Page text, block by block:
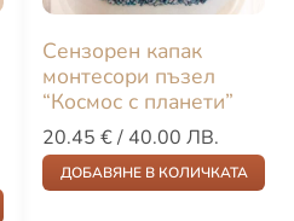
Сензорен капак
монтесори пъзел
“Космос с планети”
20.45 €/ 40.00 ЛВ.
ДОБАВЯНЕ В КОЛИЧКАТА